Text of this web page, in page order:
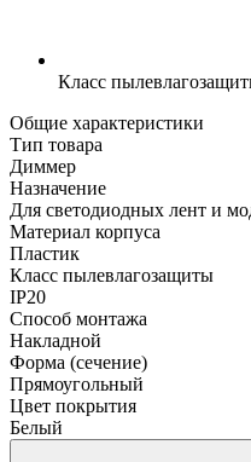
Класс
Общие характеристики
Тип товара
Диммер
Назначение
Для светодиодных лент и
Материал корпуса
Пластик
Класс пылевлагозащиты
IP20
Способ монтажа
Накладной
Форма (сечение)
Прямоугольный
Цвет покрытия
Белый